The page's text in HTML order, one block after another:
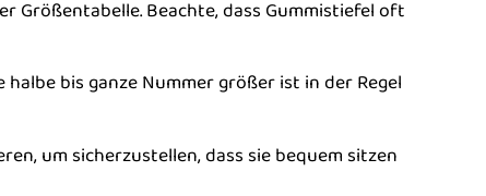
Größentabelle. Beachte, dass Gummistiefel oft
bis ganze Nummer größer ist in der Regel
um sicherzustellen, dass sie bequem sitzen